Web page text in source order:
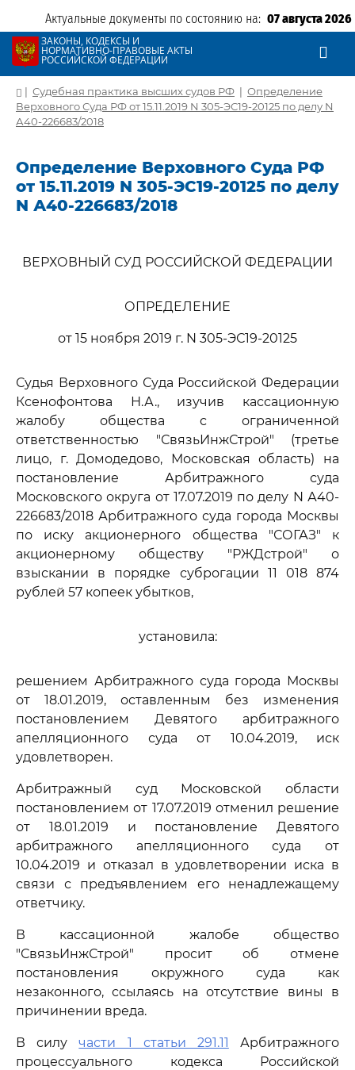
Актуальные документы по состоянию на: 07 августа 2026
ЗАКОНЫ, КОДЕКСЫ И
НОРМАТИВНО-ПРАВОВЫЕ АКТЫ
РОССИЙСКОЙ ФЕДЕРАЦИИ
| Судебная практика высших судов РФ | Определение
Верховного Суда РФ от 15.11.2019 N 305-ЭС19-20125 по делу N
А40-226683/2018
Определение Верховного Суда РФ
от 15.11.2019 N 305-ЭС19-20125 по делу
N А40-226683/2018
ВЕРХОВНЫЙ СУД РОССИЙСКОЙ ФЕДЕРАЦИИ
ОПРЕДЕЛЕНИЕ
от 15 ноября 2019 г. N 305-ЭС19-20125
Судья Верховного Суда Российской Федерации
Ксенофонтова Н.А., изучив кассационную
жалобу общества с ограниченной
ответственностью "СвязьИнжСтрой" (третье
лицо, г. Домодедово, Московская область) на
постановление Арбитражного суда
Московского округа от 17.07.2019 по делу N А40-
226683/2018 Арбитражного суда города Москвы
по иску акционерного общества "СОГАЗ" к
акционерному обществу "РЖДстрой" о
взыскании в порядке суброгации 11 018 874
рублей 57 копеек убытков,
установила:
решением Арбитражного суда города Москвы
от 18.01.2019, оставленным без изменения
постановлением Девятого арбитражного
апелляционного суда от 10.04.2019, иск
удовлетворен.
Арбитражный суд Московской области
постановлением от 17.07.2019 отменил решение
от 18.01.2019 и постановление Девятого
арбитражного апелляционного суда от
10.04.2019 и отказал в удовлетворении иска в
связи с предъявлением его ненадлежащему
ответчику.
В кассационной жалобе общество
"СвязьИнжСтрой" просит об отмене
постановления окружного суда как
незаконного, ссылаясь на отсутствие вины в
причинении вреда.
В силучасти 1 статьи 291.11 Арбитражного
процессуального кодекса Российской